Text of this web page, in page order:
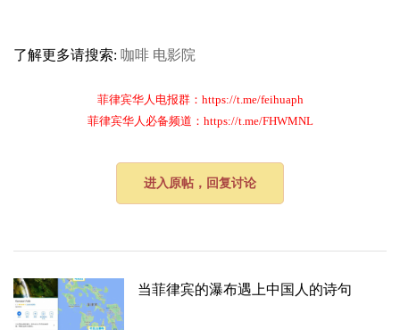
了解更多请搜索: 咖啡 电影院
菲律宾华人电报群：https://t.me/feihuaph
菲律宾华人必备频道：https://t.me/FHWMNL
进入原帖，回复讨论
当菲律宾的瀑布遇上中国人的诗句